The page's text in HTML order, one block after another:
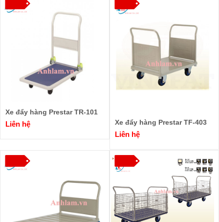
Xe đẩy hàng Prestar TR-101
Liên hệ Xe đẩy hàng Prestar TF-403
Liên hệ